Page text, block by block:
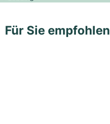
Für Sie empfohlen